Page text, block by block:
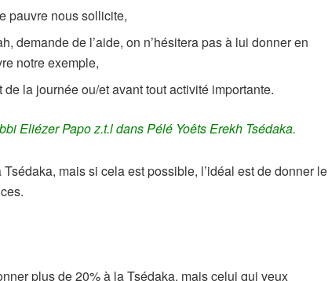
pauvre nous sollicite,
demande de l’aide, on n’hésitera pas à lui donner en
notre exemple,
la journée ou/et avant tout activité importante.
Eliézer Papo z.t.l dans Pélé Yoêts Erekh Tsédaka.
mais si cela est possible, l’idéal est de donner le
plus de 20% à la Tsédaka, mais celui qui veux